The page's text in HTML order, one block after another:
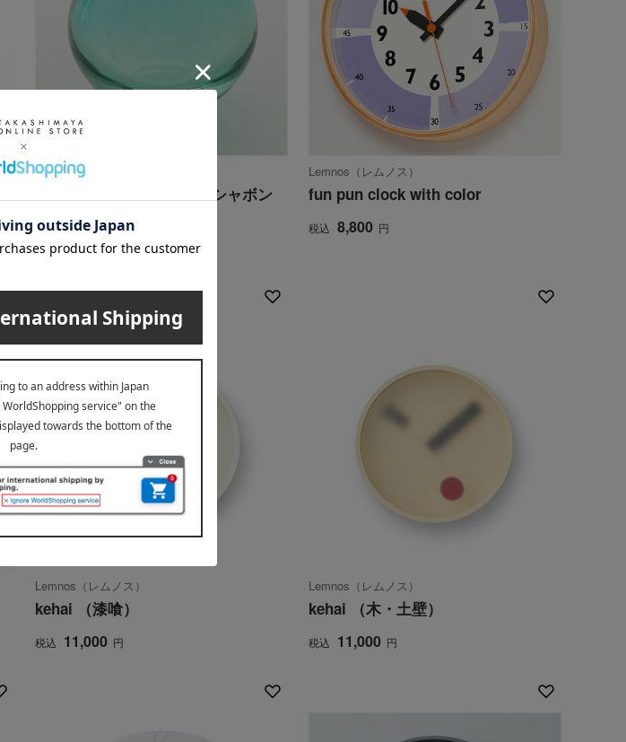
富山ガラス工房
佐藤 望美 一輪挿し「碧のシャボン
税込 5,500 円
Lemnos（レムノス）
fun pun clock with color
税込 8,800 円
Lemnos（レムノス）
kehai （漆喰）
税込 11,000 円
Lemnos（レムノス）
kehai （木・土壁）
税込 11,000 円